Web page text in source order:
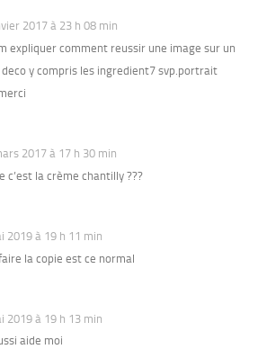
2017 à 23 h 08 min
expliquer comment reussir une image sur un
y compris les ingredient7 svp.portrait
2017 à 17 h 30 min
c’est la crème chantilly ???
2019 à 19 h 11 min
la copie est ce normal
2019 à 19 h 13 min
aide moi